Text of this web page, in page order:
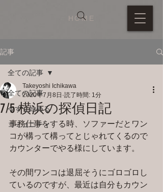
HOME
記事
全ての記事
今すぐ始める
コミュニティ
全ての記事
7/5 横浜の探偵日記
Takeyoshi Ichikawa
2020年7月8日 読了時間: 1分
事務仕事をする時、ソファーだとワン
コが構って構ってとじゃれてくるので
カウンターでやる様にしています。
その間ワンコは退屈そうにゴロゴロし
ているのですが、最近は自分もカウン